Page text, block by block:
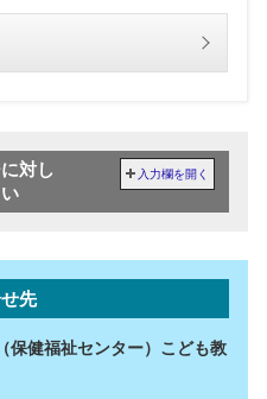
対し
入力欄を開く
先
保健福祉センター）こども教